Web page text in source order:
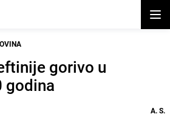
gorivo u
godina
A. S.